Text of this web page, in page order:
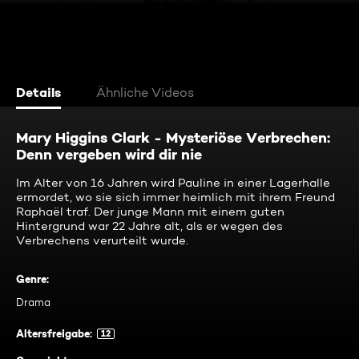
Details Ähnliche Videos
Mary Higgins Clark - Mysteriöse Verbrechen:
Denn vergeben wird dir nie
Im Alter von 16 Jahren wird Pauline in einer Lagerhalle
ermordet, wo sie sich immer heimlich mit ihrem Freund
Raphaël traf. Der junge Mann mit einem guten
Hintergrund war 22 Jahre alt, als er wegen des
Verbrechens verurteilt wurde.
Genre:
Drama
Altersfreigabe: 12